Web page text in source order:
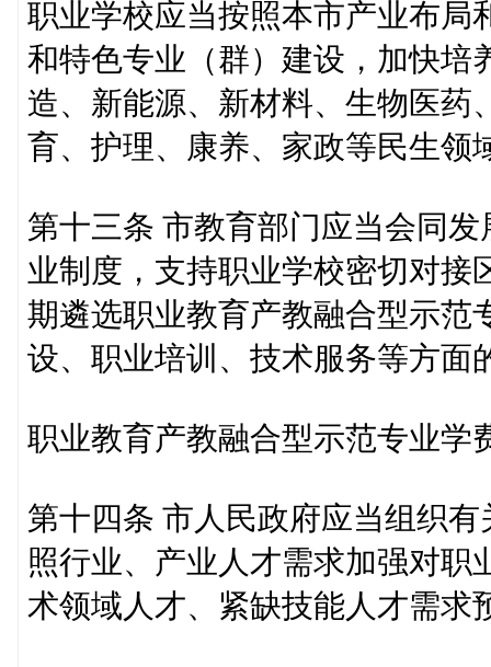
职业学校应当按照本市产业布局
和特色专业（群）建设，加快培
造、新能源、新材料、生物医药
育、护理、康养、家政等民生领
第十三条 市教育部门应当会同
业制度，支持职业学校密切对接
期遴选职业教育产教融合型示范
设、职业培训、技术服务等方面
职业教育产教融合型示范专业学
第十四条 市人民政府应当组织
照行业、产业人才需求加强对职
术领域人才、紧缺技能人才需求